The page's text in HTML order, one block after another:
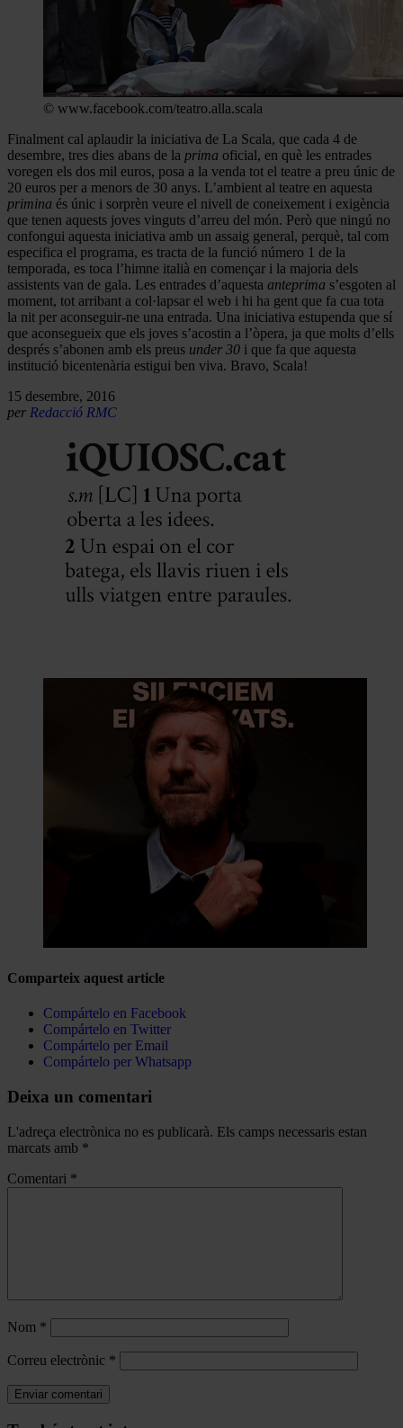
© www.facebook.com/teatro.alla.scala
Finalment cal aplaudir la iniciativa de La Scala, que cada 4 de
desembre, tres dies abans de la prima oficial, en què les entrades
voregen els dos mil euros, posa a la venda tot el teatre a preu únic de
20 euros per a menors de 30 anys. L’ambient al teatre en aquesta
primina és únic i sorprèn veure el nivell de coneixement i exigència
que tenen aquests joves vinguts d’arreu del món. Però que ningú no
confongui aquesta iniciativa amb un assaig general, perquè, tal com
especifica el programa, es tracta de la funció número 1 de la
temporada, es toca l’himne italià en començar i la majoria dels
assistents van de gala. Les entrades d’aquesta anteprima s’esgoten al
moment, tot arribant a col·lapsar el web i hi ha gent que fa cua tota
la nit per aconseguir-ne una entrada. Una iniciativa estupenda que sí
que aconsegueix que els joves s’acostin a l’òpera, ja que molts d’ells
després s’abonen amb els preus under 30 i que fa que aquesta
institució bicentenària estigui ben viva. Bravo, Scala!
15 desembre, 2016
per Redacció RMC
Comparteix aquest article
Compártelo en Facebook
Compártelo en Twitter
Compártelo per Email
Compártelo per Whatsapp
Deixa un comentari
L'adreça electrònica no es publicarà. Els camps necessaris estan
marcats amb *
Comentari *
Nom *
Correu electrònic *